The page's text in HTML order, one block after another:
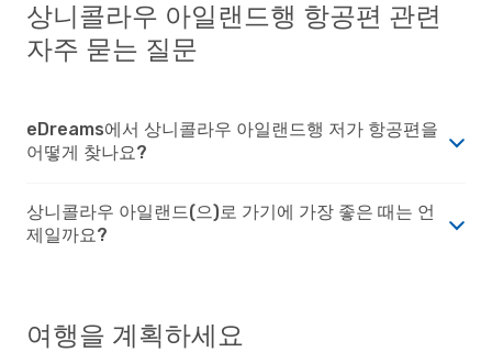
상니콜라우 아일랜드행 항공편 관련
자주 묻는 질문
eDreams에서 상니콜라우 아일랜드행 저가 항공편을
어떻게 찾나요?
상니콜라우 아일랜드(으)로 가기에 가장 좋은 때는 언
제일까요?
여행을 계획하세요